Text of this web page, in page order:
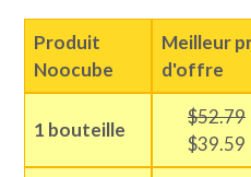
Produit
Noocube
Meilleur
d'offre
1 bouteille
$52.79
$39.59